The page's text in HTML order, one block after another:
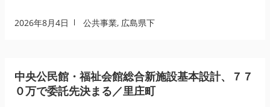
2026年8月4日 公共事業, 広島県下
中央公民館・福祉会館総合新施設基本設計、７７
０万で委託先決まる／里庄町